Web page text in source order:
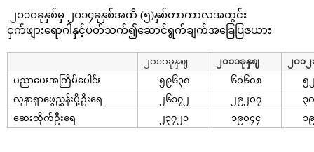
၂ဝ၁ဝခုနှစ်မှ ၂ဝ၁၄ခုနှစ်အထိ (၅)နှစ်တာကာလအတွင်း
ငှက်ဖျားရောဂါနှင့်ပတ်သက်၍ဆောင်ရွက်ချက်အခြေပြဇယား ​
၂ဝ၁ဝခုနှဈ ၂ဝ၁၁ခုနှဈ
၂ဝ၁
ပညာပေးအကြိမ်ပေါင်း
၅၉၆၃၈ ၆ဝ၆ဝ၈
၅
လူနာရှာဖွေညွှန်းပို့ဦးရေ
၂၆၁၇၂ ၂၉၂ဝ၇
၃
ဆေးတိုက်ဦးရေ
၂၃၇၂၁ ၁၉ဝ၄၄ ၁